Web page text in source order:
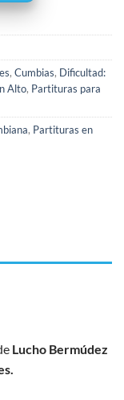
, Cumbias, Dificultad:
Alto, Partituras para
, Partituras en
Lucho Bermúdez